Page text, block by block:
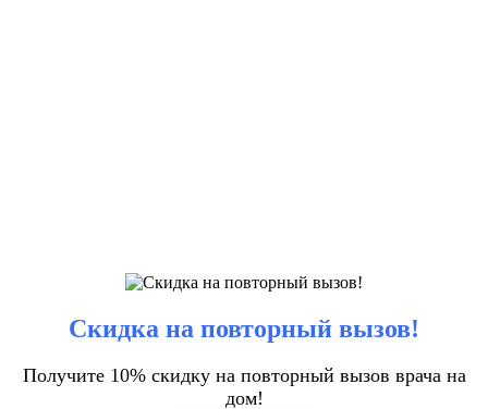
Скидка на повторный вызов!
Получите 10% скидку на повторный вызов врача на
дом!